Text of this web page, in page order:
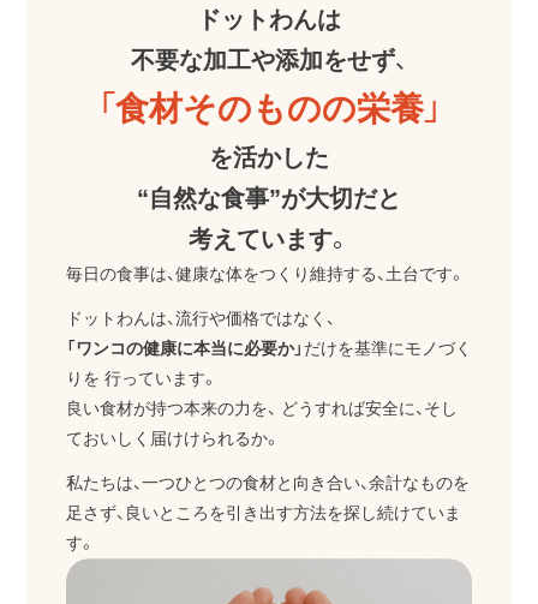
ドットわんは
不要な加工や添加をせず、
「食材そのものの栄養」
を活かした
“自然な食事”が大切だと
考えています。
毎日の食事は、健康な体をつくり維持する、土台です。
ドットわんは、流行や価格ではなく、
「ワンコの健康に本当に必要か」 だけを基準にモノづく
りを 行っています。
良い食材が持つ本来の力を、 どうすれば安全に、そし
ておいしく届けけられるか。
私たちは、一つひとつの食材と向き合い、余計なものを
足さず、良いところを引き出す方法を探し続けていま
す。